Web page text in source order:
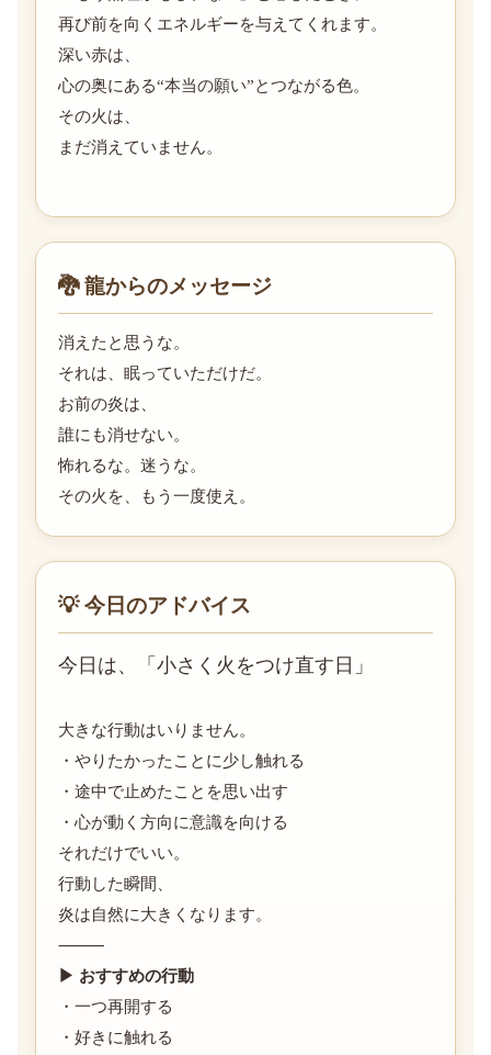
再び前を向くエネルギーを与えてくれます。
深い赤は、
心の奥にある“本当の願い”とつながる色。
その火は、
まだ消えていません。
🐉 龍からのメッセージ
消えたと思うな。
それは、眠っていただけだ。
お前の炎は、
誰にも消せない。
怖れるな。迷うな。
その火を、もう一度使え。
💡 今日のアドバイス
今日は、 「小さく火をつけ直す日」
大きな行動はいりません。
・やりたかったことに少し触れる
・途中で止めたことを思い出す
・心が動く方向に意識を向ける
それだけでいい。
行動した瞬間、
炎は自然に大きくなります。
⸻
▶ おすすめの行動
・一つ再開する
・好きに触れる